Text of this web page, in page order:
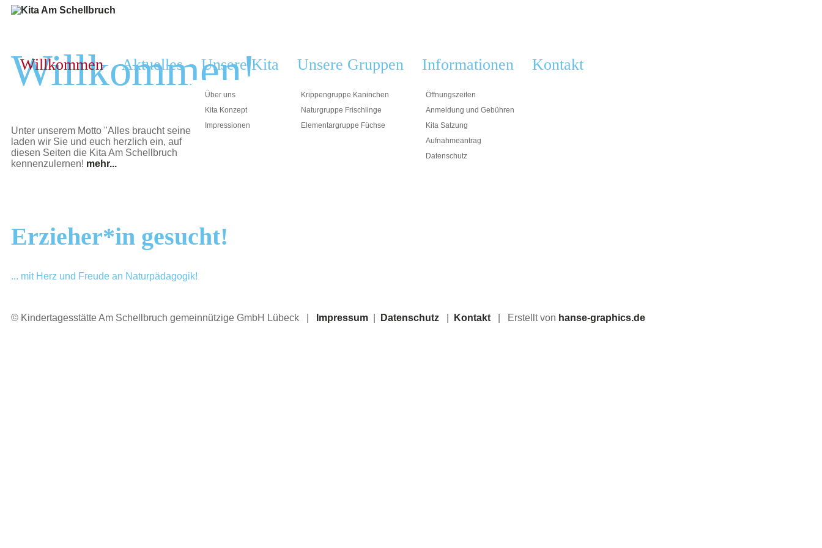
Willkommen Aktuelles Unsere Kita
Über uns
Kita Konzept
Impressionen
Unsere Gruppen
Krippengruppe Kaninchen
Naturgruppe Frischlinge
Elementargruppe Füchse
Informationen
Öffnungszeiten
Anmeldung und Gebühren
Kita Satzung
Aufnahmeantrag
Datenschutz
Kontakt
Willkommen!
Unter unserem Motto "Alles braucht seine Zeit!"
laden wir Sie und euch herzlich ein, auf
diesen Seiten die Kita Am Schellbruch
kennenzulernen! mehr...
Erzieher*in gesucht!
... mit Herz und Freude an Naturpädagogik!
© Kindertagesstätte Am Schellbruch gemeinnützige GmbH Lübeck | Impressum Datenschutz Kontakt | Erstellt von hanse-graphics.de